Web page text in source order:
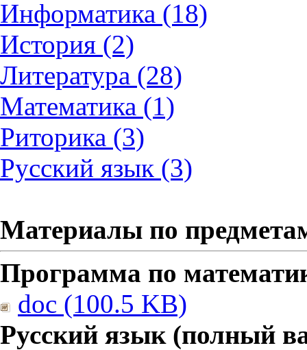
Информатика (18)
История (2)
Литература (28)
Математика (1)
Риторика (3)
Русский язык (3)
Материалы по
Программа по
doc (100.5 KB)
Русский язык (полный